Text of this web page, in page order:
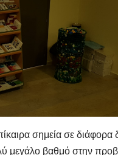
σημεία σε διάφορα
μεγάλο βαθμό στην